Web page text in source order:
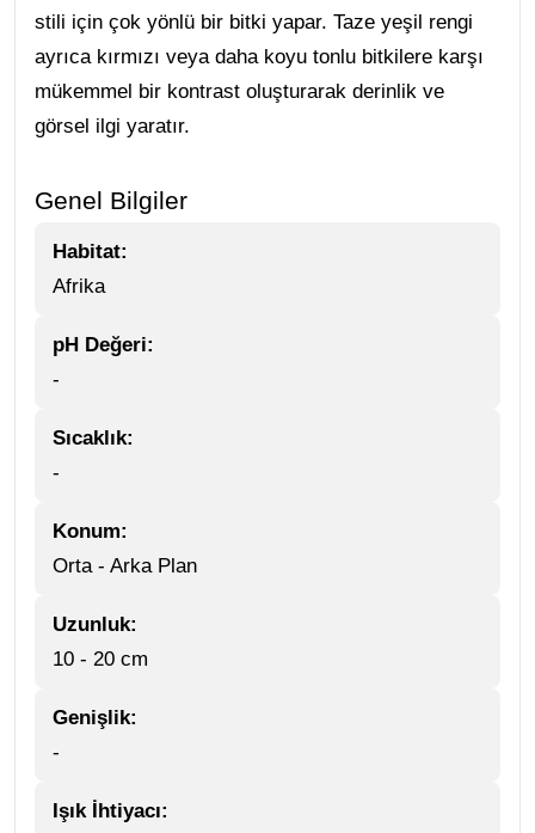
stili için çok yönlü bir bitki yapar. Taze yeşil rengi
ayrıca kırmızı veya daha koyu tonlu bitkilere karşı
mükemmel bir kontrast oluşturarak derinlik ve
görsel ilgi yaratır.
Genel Bilgiler
Habitat:
Afrika
pH Değeri:
-
Sıcaklık:
-
Konum:
Orta - Arka Plan
Uzunluk:
10 - 20 cm
Genişlik:
-
Işık İhtiyacı: